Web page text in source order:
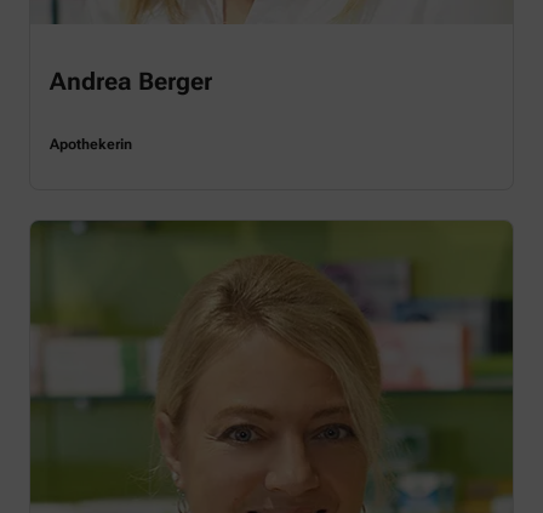
Andrea Berger
Apothekerin